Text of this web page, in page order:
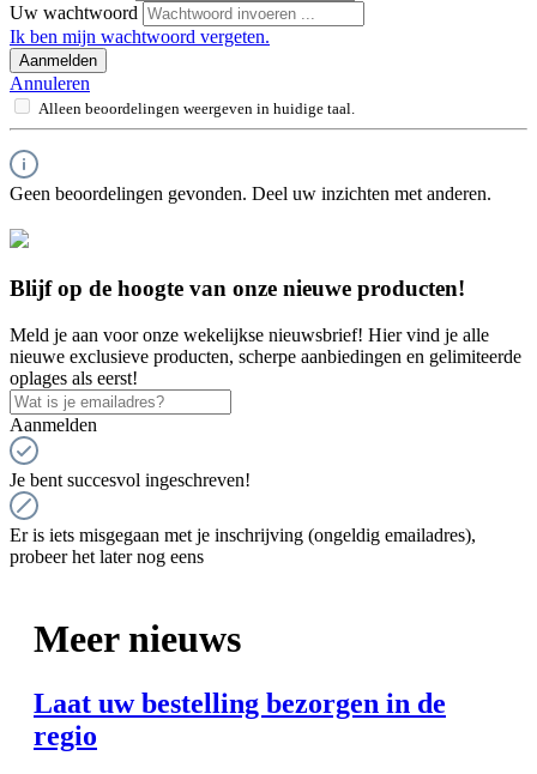
Uw wachtwoord
Ik ben mijn wachtwoord vergeten.
Aanmelden
Annuleren
Alleen beoordelingen weergeven in huidige taal.
Geen beoordelingen gevonden. Deel uw inzichten met anderen.
Blijf op de hoogte van onze nieuwe producten!
Meld je aan voor onze wekelijkse nieuwsbrief! Hier vind je alle
nieuwe exclusieve producten, scherpe aanbiedingen en gelimiteerde
oplages als eerst!
Aanmelden
Je bent succesvol ingeschreven!
Er is iets misgegaan met je inschrijving (ongeldig emailadres),
probeer het later nog eens
Meer nieuws
Laat uw bestelling bezorgen in de
regio